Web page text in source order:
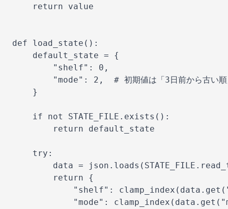
    return value
def load_state():
    default_state = {
        "shelf": 0,
"mode": 2,  # 初期値は「3日前から古い順
    }
    if not STATE_FILE.exists():
        return default_state
    try:
data =
        return {
"shelf":
"mode":